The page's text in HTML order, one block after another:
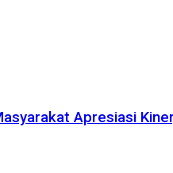
Apresiasi